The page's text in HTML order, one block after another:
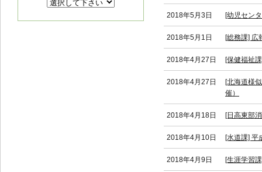
2018年5月3日 [幼児セン
2018年5月1日 [総務課] 広
2018年4月27日 [保健福祉
2018年4月27日
[北海道様
催）
2018年4月18日 [日高東部
2018年4月10日 [水道課] 平
2018年4月9日 [生涯学習